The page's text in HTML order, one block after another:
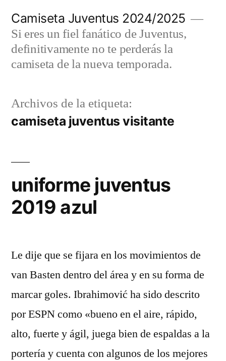
contenido
Camiseta Juventus 2024/2025
Si eres un fiel fanático de Juventus,
definitivamente no te perderás la
camiseta de la nueva temporada.
Archivos de la etiqueta:
camiseta juventus visitante
uniforme juventus
2019 azul
Le dije que se fijara en los movimientos de
van Basten dentro del área y en su forma de
marcar goles. Ibrahimović ha sido descrito
por ESPN como «bueno en el aire, rápido,
alto, fuerte y ágil, juega bien de espaldas a la
portería y cuenta con algunos de los mejores